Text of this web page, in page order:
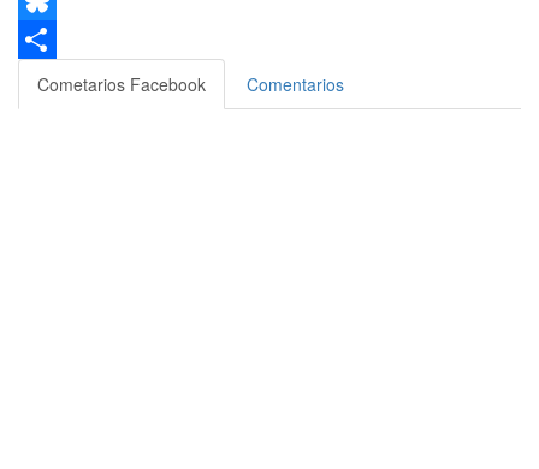
Bluesky
Compartir
Cometarios Facebook Comentarios